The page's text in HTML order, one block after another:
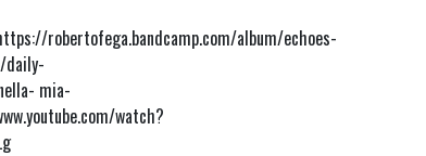
robertofega.bandcamp.com/album/echoes-
daily-
mia-
watch?